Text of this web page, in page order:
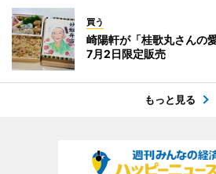
買う
崎陽軒が「桂歌丸さん
7月2日限定販売
もっと見る